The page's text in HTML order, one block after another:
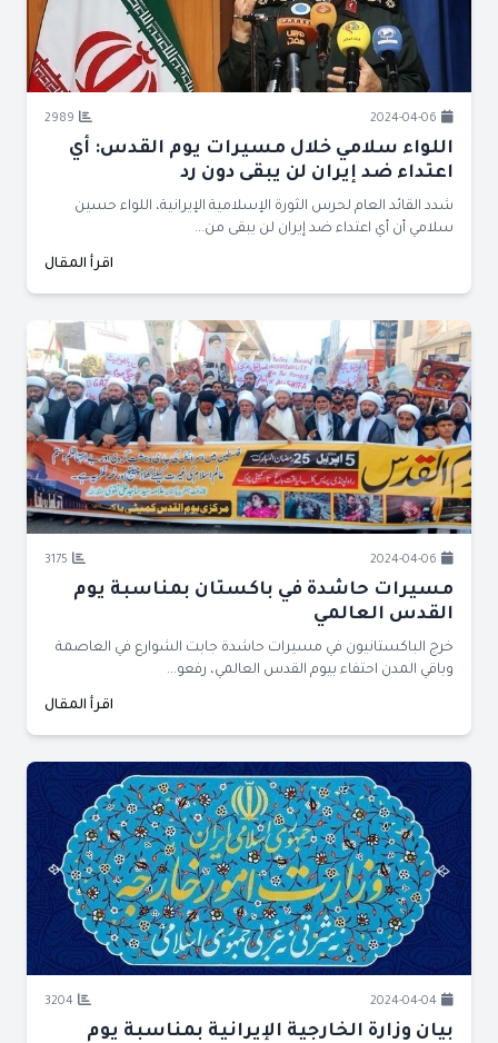
2024-04-06
2989
اللواء سلامي خلال مسيرات يوم القدس: أي
اعتداء ضد إيران لن يبقى دون رد
شدد القائد العام لحرس الثورة الإسلامية الإيرانية، اللواء حسين
سلامي أن أي اعتداء ضد إيران لن يبقى من...
اقرأ المقال
2024-04-06
3175
مسيرات حاشدة في باكستان بمناسبة يوم
القدس العالمي
خرج الباكستانيون في مسيرات حاشدة جابت الشوارع في العاصمة
وباقي المدن احتفاء بيوم القدس العالمي، رفعو...
اقرأ المقال
2024-04-04
3204
بيان وزارة الخارجية الإيرانية بمناسبة يوم